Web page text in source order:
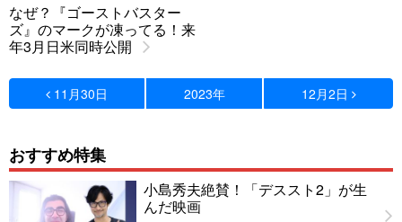
なぜ？『ゴーストバスター
ズ』のマークが凍ってる！来
年3月日米同時公開
11月30日 2023年 12月2日
おすすめ特集
小島秀夫絶賛！「デススト2」が生
んだ映画